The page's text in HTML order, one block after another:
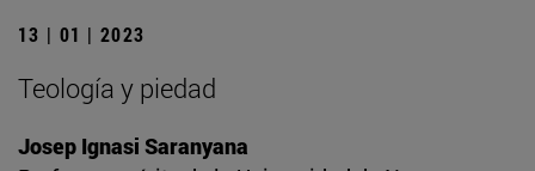
13 | 01 | 2023
Teología y piedad
Josep Ignasi Saranyana